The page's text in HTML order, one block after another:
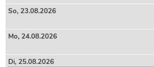
So,23.08.2026
Mo,24.08.2026
Di,25.08.2026